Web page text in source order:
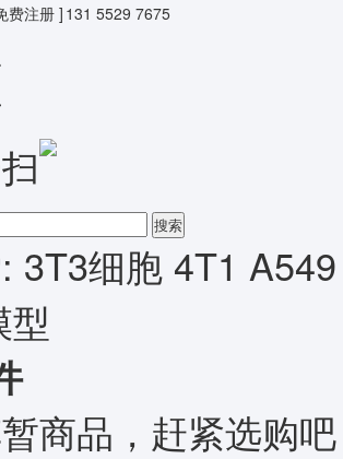
费注册 ] 131 5529 7675
搜索
3T3细胞 4T1 A549
型
商品，赶紧选购